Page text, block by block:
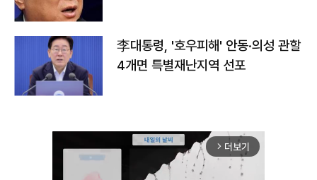
李대통령, '호우피해' 안동·의성 관할
4개면 특별재난지역 선포
arrow_forward_ios 더보기